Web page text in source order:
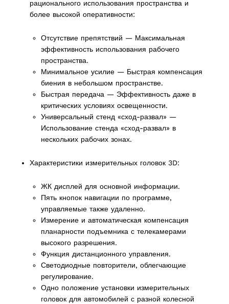
рационального использования пространства и
более высокой оперативности:
Отсутствие препятствий — Максимальная
эффективность использования рабочего
пространства.
Минимальное усилие — Быстрая компенсация
биения в небольшом пространстве.
Быстрая передача — Эффективность даже в
критических условиях освещенности.
Универсальный стенд «сход-развал» —
Использование стенда «сход-развал» в
нескольких рабочих зонах.
Характеристики измерительных головок 3D:
ЖК дисплей для основной информации.
Пять кнопок навигации по программе,
управляемые также удаленно.
Измерение и автоматическая компенсация
планарности подъемника с телекамерами
высокого разрешения.
Функция дистанционного управления.
Светодиодные повторители, облегчающие
регулирование.
Одно положение установки измерительных
головок для автомобилей с разной колесной